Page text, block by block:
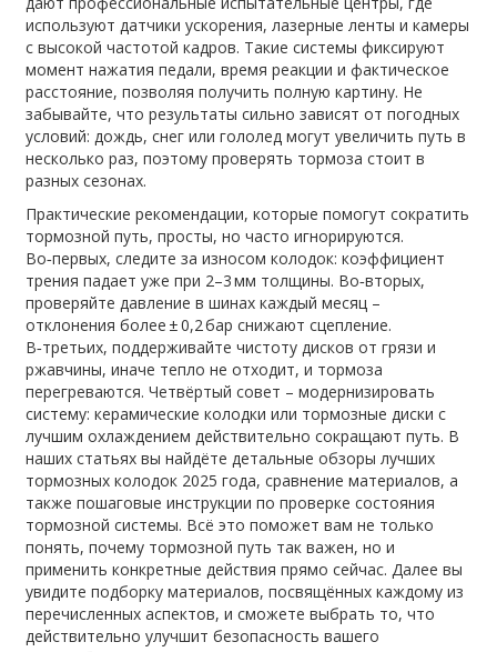
используют датчики ускорения, лазерные ленты и камеры
с высокой частотой кадров. Такие системы фиксируют
момент нажатия педали, время реакции и фактическое
расстояние, позволяя получить полную картину. Не
забывайте, что результаты сильно зависят от погодных
условий: дождь, снег или гололед могут увеличить путь в
несколько раз, поэтому проверять тормоза стоит в
разных сезонах.
Практические рекомендации, которые помогут сократить
тормозной путь, просты, но часто игнорируются.
Во‑первых, следите за износом колодок: коэффициент
трения падает уже при 2–3 мм толщины. Во‑вторых,
проверяйте давление в шинах каждый месяц –
отклонения более ± 0,2 бар снижают сцепление.
В‑третьих, поддерживайте чистоту дисков от грязи и
ржавчины, иначе тепло не отходит, и тормоза
перегреваются. Четвёртый совет – модернизировать
систему: керамические колодки или тормозные диски с
лучшим охлаждением действительно сокращают путь. В
наших статьях вы найдёте детальные обзоры лучших
тормозных колодок 2025 года, сравнение материалов, а
также пошаговые инструкции по проверке состояния
тормозной системы. Всё это поможет вам не только
понять, почему тормозной путь так важен, но и
применить конкретные действия прямо сейчас. Далее вы
увидите подборку материалов, посвящённых каждому из
перечисленных аспектов, и сможете выбрать то, что
действительно улучшит безопасность вашего